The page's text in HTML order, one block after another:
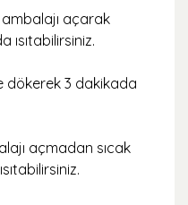
ambalajı açarak
ısıtabilirsiniz.
dökerek 3 dakikada
açmadan sıcak